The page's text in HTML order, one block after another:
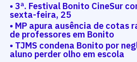
• 3ª. Festival Bonito CineSur
sexta-feira, 25
• MP apura ausência de cotas
de professores em Bonito
• TJMS condena Bonito por
aluno perder olho em escola